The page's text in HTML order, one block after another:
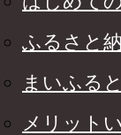
ふるさと
まいふる
メリット